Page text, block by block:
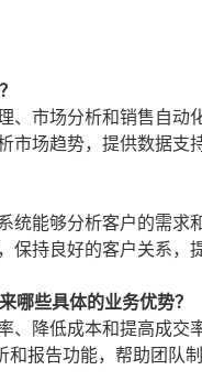
、市场分析和销售自
场趋势，提供数据支
统能够分析客户的需
持良好的客户关系，
哪些具体的业务优势？
、降低成本和提高成
报告功能，帮助团队